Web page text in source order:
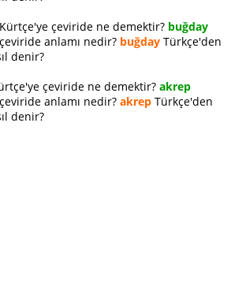
çeviride ne demektir? buğday
anlamı nedir? buğday Türkçe'den
denir?
çeviride ne demektir? akrep
anlamı nedir? akrep Türkçe'den
denir?